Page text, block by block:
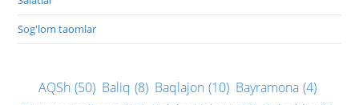
Sog'lom taomlar
AQSh (50) Baliq (8) Baqlajon (10) Bayramona (4)